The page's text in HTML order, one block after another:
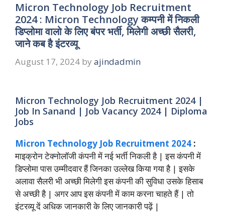
Micron Technology Job Recruitment
2024 : Micron Technology कम्पनी में निकली
डिप्लोमा वालो के लिए बंपर भर्ती, मिलेगी अच्छी सैलरी,
जाने कब है इंटरव्यू
August 17, 2024 by ajindadmin
Micron Technology Job Recruitment 2024 |
Job In Sanand | Job Vacancy 2024 | Diploma
Jobs
Micron Technology Job Recruitment 2024 :
माइक्रोन टेक्नोलॉजी कंपनी में नई भर्ती निकली है | इस कंपनी में
डिप्लोमा पास उम्मीदवार हैं जिनका उल्लेख किया गया है | इसके
अलावा सैलरी भी अच्छी मिलेगी इस कंपनी की सुविधा उसके हिसाब
से अच्छी है | अगर आप इस कंपनी में काम करना चाहते हैं | तो
इंटरव्यू दें अधिक जानकारी के लिए जानकारी पढ़ें |